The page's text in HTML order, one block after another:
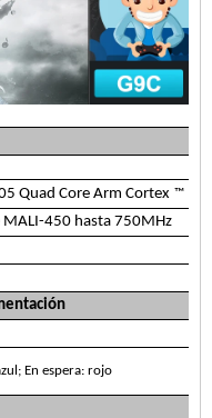
Quad Core Arm Cortex ™
MALI-450 hasta 750MHz
En espera: rojo